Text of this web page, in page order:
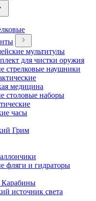
мультитулы
для чистки оружия
стрелковые наушники
медицина
столовые наборы
часы
Грим
фляги и гидраторы
Карабины
источник света